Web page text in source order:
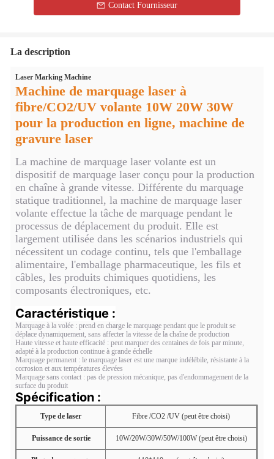
Contact Fournisseur
La description
Laser Marking Machine
Machine de marquage laser à
fibre/CO2/UV volante 10W 20W 30W
pour la production en ligne, machine de
gravure laser
La machine de marquage laser volante est un
dispositif de marquage laser conçu pour la production
en chaîne à grande vitesse. Différente du marquage
statique traditionnel, la machine de marquage laser
volante effectue la tâche de marquage pendant le
processus de déplacement du produit. Elle est
largement utilisée dans les scénarios industriels qui
nécessitent un codage continu, tels que l'emballage
alimentaire, l'emballage pharmaceutique, les fils et
câbles, les produits chimiques quotidiens, les
composants électroniques, etc.
Caractéristique :
Marquage à la volée : prend en charge le marquage pendant que le produit se
déplace dynamiquement, sans affecter la vitesse de la chaîne de production
Haute vitesse et haute efficacité : peut marquer des centaines de fois par minute,
adapté à la production continue à grande échelle
Marquage permanent : le marquage laser est une marque indélébile, résistante à la
corrosion et aux températures élevées
Marquage sans contact : pas de pression mécanique, pas d'endommagement de la
surface du produit
Spécification :
Type de laser Fibre /CO2 /UV (peut être choisi)
Puissance de sortie 10W/20W/30W/50W/100W (peut être choisi)